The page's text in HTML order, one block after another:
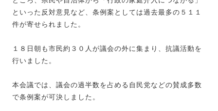
といった反対意見など、条例案としては過去最多の５１１
件が寄せられました。
１８日朝も市民約３０人が議会の外に集まり、抗議活動を
行いました。
本会議では、議会の過半数を占める自民党などの賛成多数
で条例案が可決しました。